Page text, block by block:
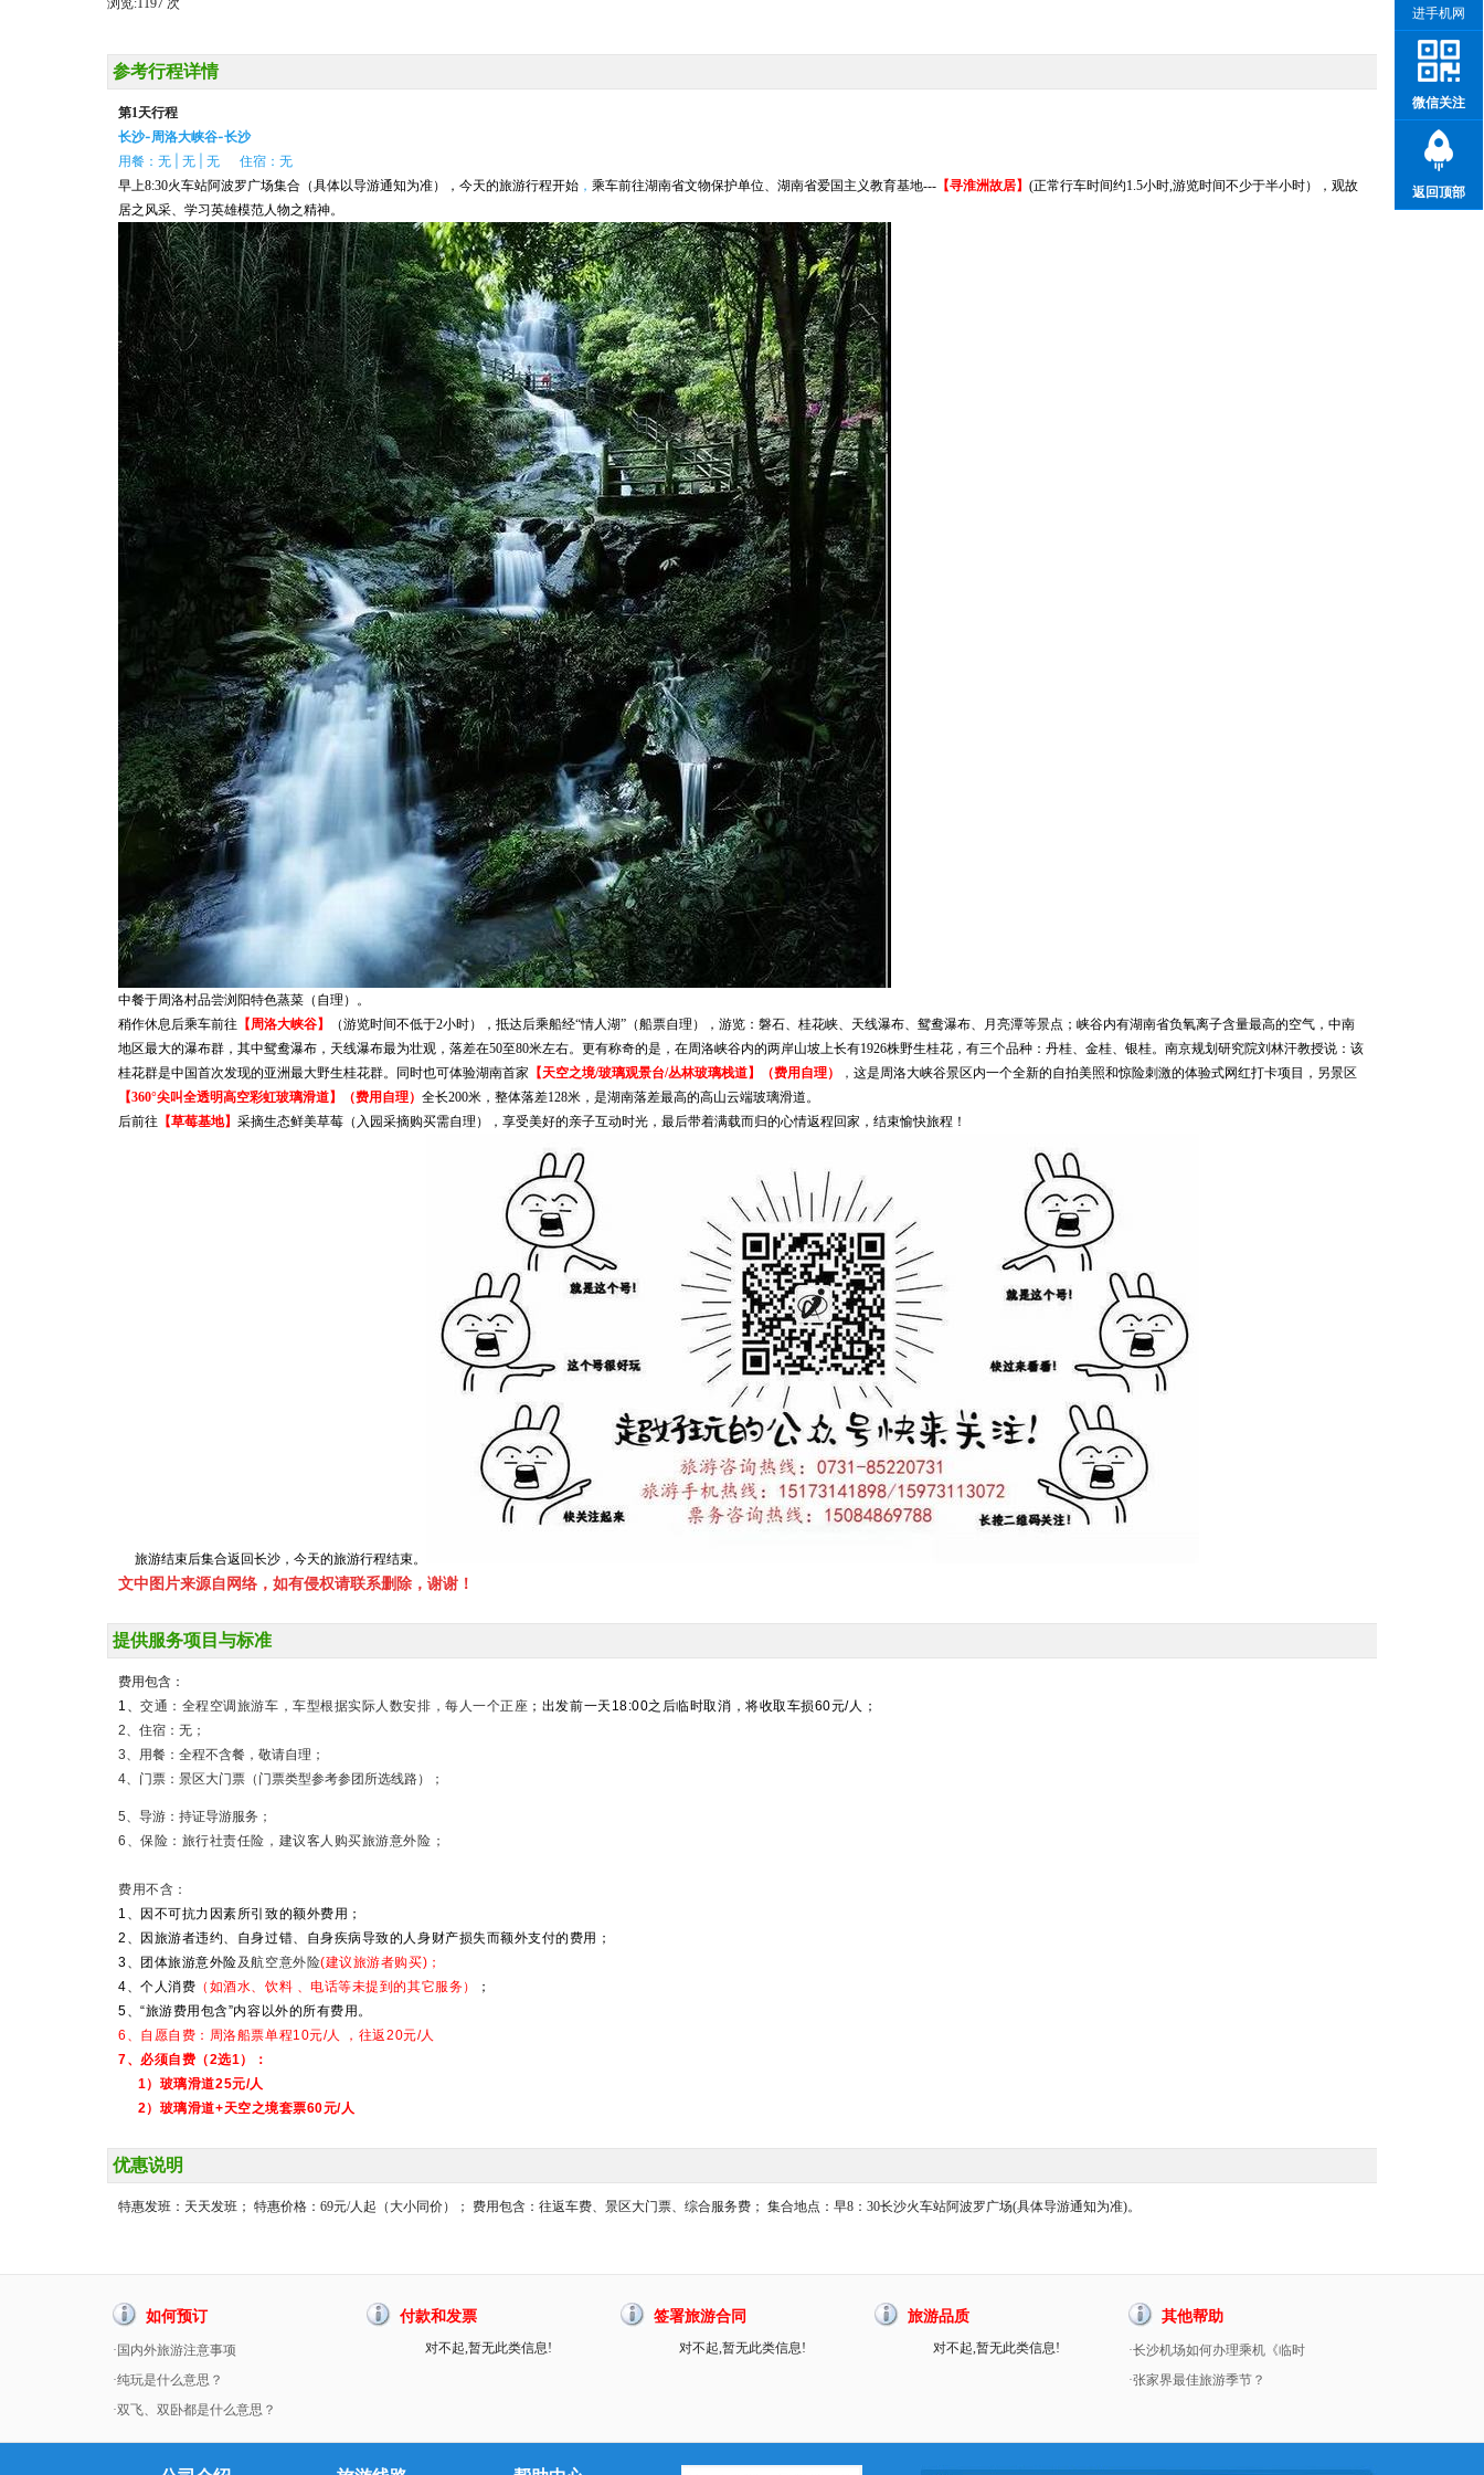
浏览:1197 次
参考行程详情
第1天行程
长沙-周洛大峡谷-长沙
用餐：无 | 无 | 无 住宿：无
早上8:30火车站阿波罗广场集合（具体以导游通知为准） ，今天的旅游行程开始 ， 乘车前往湖南省文物保护单位、湖南省爱国主义教育基地--- 【寻淮洲故居】 (正常行车时间约1.5小时,游览时间不少于半小时）
，观故
居之风采、学习英雄模范人物之精神。
中餐于周洛村品尝浏阳特色蒸菜（自理）。
稍作休息后乘车前往 【周洛大峡谷】 （游览时间不低于2小时） ，抵达后乘船经“情人湖” （船票自理 ），游览：磐石、桂花峡、天线瀑布、鸳鸯瀑布、月亮潭等景点；峡谷内有湖南省负氧离子含量最高的空气，中南
地区最大的瀑布群，其中鸳鸯瀑布，天线瀑布最为壮观，落差在50至80米左右。更有称奇的是，在周洛峡谷内的两岸山坡上长有1926株野生桂花，有三个品种：丹桂、金桂、银桂。南京规划研究院刘林汗教授说：该
桂花群是中国首次发现的亚洲最大野生桂花群。同时也可体验湖南首家 【天空之境/玻璃观景台/丛林玻璃栈道】（费用自理） ， 这是周洛大峡谷景区内一个全新的自拍美照和惊险刺激的体验式网红打卡项目，另景区
【360°尖叫全透明高空彩虹玻璃滑道】（费用自理） 全长200米，整体落差128米，是湖南落差最高的高山云端玻璃滑道。
后前往 【草莓基地】 采摘生态鲜美草莓（入园采摘购买需自理），享受美好的亲子互动时光，最后带着满载而归的心情返程回家，结束愉快旅程！
旅游结束后集合返回长沙，今天的旅游行程结束。
文中图片来源自网络，如有侵权请联系删除，谢谢！
提供服务项目与标准
费用包含：
1、交通：全程空调旅游车，车型根据实际人数安排，每人一个正座 ；出发前一天18:00之后临时取消，将收取车损60元/人；
2、住宿：无；
3、用餐：全程不含餐，敬请自理；
4、门票： 景区大门票（门票类型参考参团所选线路）；
5、导游：持证导游服务；
6、保险：旅行社责任险，建议客人购买旅游意外险；
费用不含：
1、因不可抗力因素所引致的额外费用；
2、因旅游者违约、自身过错、自身疾病导致的人身财产损失而额外支付的费用；
3、团体旅游意外险及航空意外险(建议旅游者购买)；
4、个人消费 （如酒水、饮料 、电话等未提到的其它服务）
；
5、“旅游费用包含”内容以外的所有费用。
6、自愿自费：周洛船票单程10元/人
，往返20元/人
7、必须自费（2选1）：
1）玻璃滑道25元/人
2）玻璃滑道+天空之境套票60元/人
优惠说明
特惠发班：天天发班； 特惠价格：69元/人起（大小同价）； 费用包含：往返车费、景区大门票、综合服务费； 集合地点：早8：30长沙火车站阿波罗广场(具体导游通知为准)。
如何预订
·国内外旅游注意事项
·纯玩是什么意思？
·双飞、双卧都是什么意思？
付款和发票
对不起,暂无此类信息!
签署旅游合同
对不起,暂无此类信息!
旅游品质
对不起,暂无此类信息!
其他帮助
·长沙机场如何办理乘机《临时
·张家界最佳旅游季节？
进手机网
微信关注
返回顶部